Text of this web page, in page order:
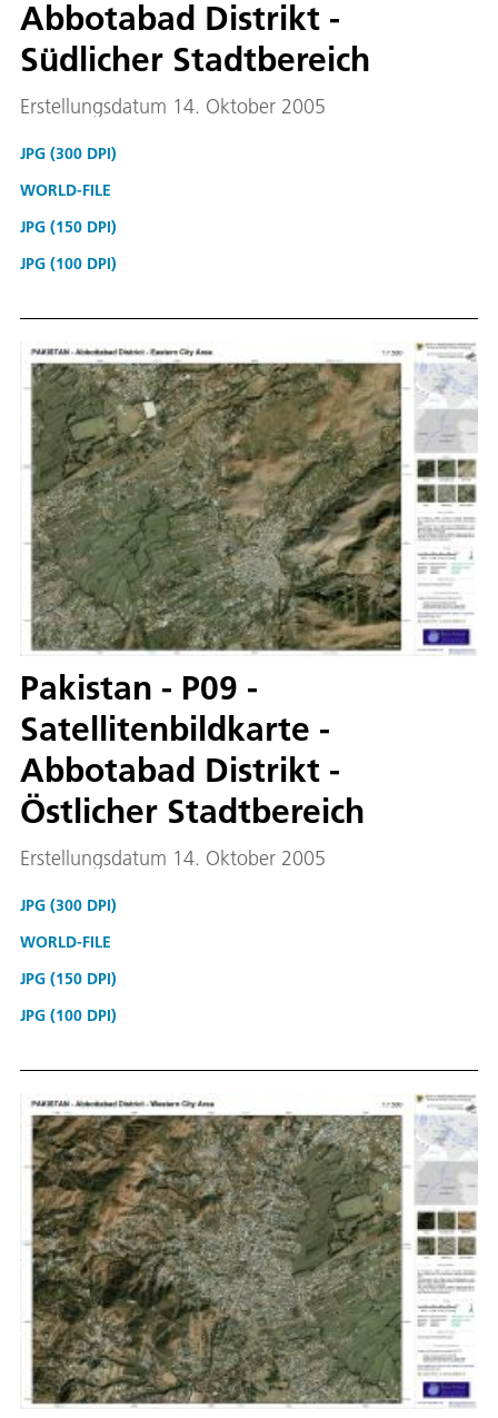
Abbotabad Distrikt -
Südlicher Stadtbereich
Erstellungsdatum 14. Oktober 2005
JPG (300 DPI)
WORLD-FILE
JPG (150 DPI)
JPG (100 DPI)
Pakistan - P09 -
Satellitenbildkarte -
Abbotabad Distrikt -
Östlicher Stadtbereich
Erstellungsdatum 14. Oktober 2005
JPG (300 DPI)
WORLD-FILE
JPG (150 DPI)
JPG (100 DPI)